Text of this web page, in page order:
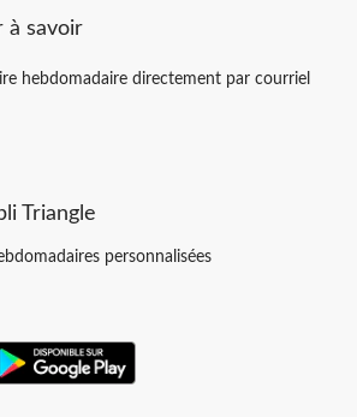
à savoir
hebdomadaire directement par courriel
Triangle
personnalisées